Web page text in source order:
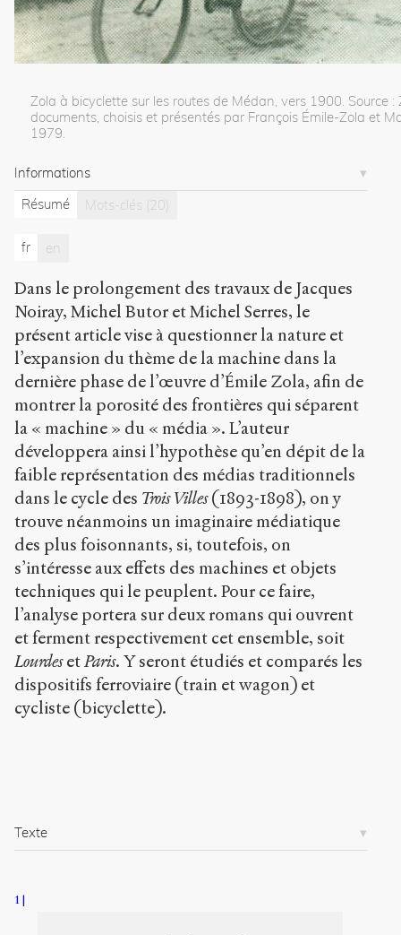
Lourdes
à
Paris
en
train
ou
bicyclette,
Hybridations
médiatiques
dans
cycle
des
Trois
Villes
d’Émile
Zola
(1893-
1898).
2018.
Sens
public.
t
t
p
:
/
/
s
e
n
s
-
p
o
r
Zola à bicyclette sur les routes de Médan, vers 1900. Source :
documents, choisis et présentés par François Émile-Zola et
1979.
Informations
Résumé
Mots-clés (20)
fr en
Dans le prolongement des travaux de Jacques
Noiray, Michel Butor et Michel Serres, le
présent article vise à questionner la nature et
l’expansion du thème de la machine dans la
dernière phase de l’œuvre d’Émile Zola, afin de
montrer la porosité des frontières qui séparent
la « machine » du « média ». L’auteur
développera ainsi l’hypothèse qu’en dépit de la
faible représentation des médias traditionnels
dans le cycle des Trois Villes(1893-1898), on y
trouve néanmoins un imaginaire médiatique
des plus foisonnants, si, toutefois, on
s’intéresse aux effets des machines et objets
techniques qui le peuplent. Pour ce faire,
l’analyse portera sur deux romans qui ouvrent
et ferment respectivement cet ensemble, soit
LourdesetParis. Y seront étudiés et comparés les
dispositifs ferroviaire (train et wagon) et
cycliste (bicyclette).
Texte
1